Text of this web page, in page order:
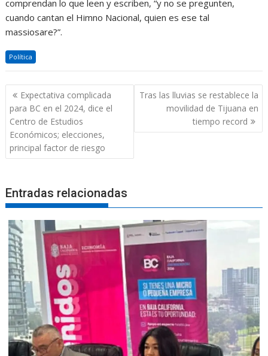
comprendan lo que leen y escriben, “y no se pregunten,
cuando cantan el Himno Nacional, quien es ese tal
massiosare?”.
Política
Navegación
de
entradas
Expectativa complicada
para BC en el 2024, dice el
Centro de Estudios
Económicos; elecciones,
principal factor de riesgo
Tras las lluvias se restablece la
movilidad de Tijuana en
tiempo record
Entradas relacionadas